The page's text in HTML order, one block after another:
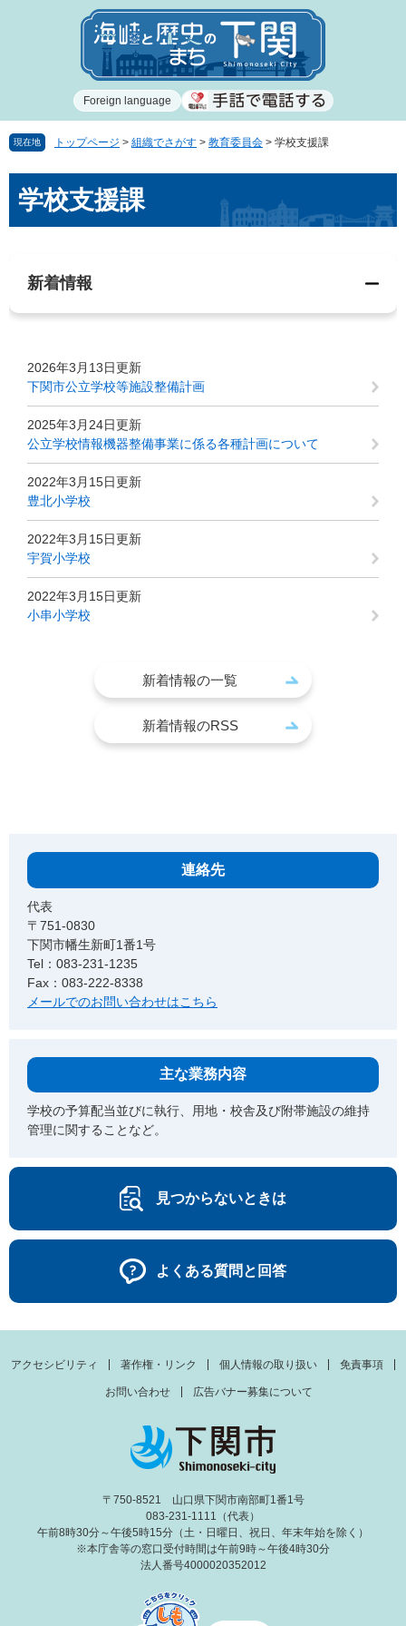
で
ば
Foreign language
現在地 トップページ > 組織でさがす > 教育委員会 > 学校支援課
文学校支援課
新着情報
2026年3月13日更新
下関市公立学校等施設整備計画
2025年3月24日更新
公立学校情報機器整備事業に係る各種計画について
2022年3月15日更新
豊北小学校
2022年3月15日更新
宇賀小学校
2022年3月15日更新
小串小学校
新着情報の一覧
新着情報のRSS
連絡先
代表
〒751-0830
下関市幡生新町1番1号
Tel：083-231-1235
Fax：083-222-8338
メールでのお問い合わせはこちら
主な業務内容
学校の予算配当並びに執行、用地・校舎及び附帯施設の維持
管理に関することなど。
見つからないときは
よくある質問と回答
アクセシビリティ 著作権・リンク 個人情報の取り扱い 免責事項
お問い合わせ 広告バナー募集について
〒750-8521 山口県下関市南部町1番1号
083-231-1111（代表）
午前8時30分～午後5時15分（土・日曜日、祝日、年末年始を除く）
※本庁舎等の窓口受付時間は午前9時～午後4時30分
法人番号4000020352012